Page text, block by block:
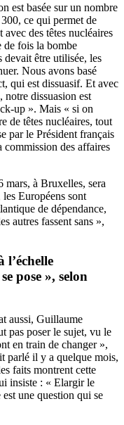
est basée sur un nombre
ce qui permet de
des têtes nucléaires
de fois la bombe
devait être utilisée, les
Nous avons basé
qui est dissuasif. Et avec
notre dissuasion est
up ». Mais « si on
de têtes nucléaires, tout
par le Président français
commission des affaires
mars, à Bruxelles, sera
Européens sont
de dépendance,
autres fassent sans »,
pose », selon
aussi, Guillaume
pas poser le sujet, vu le
en train de changer »,
parlé il y a quelque mois,
faits montrent cette
insiste : « Elargir le
une question qui se